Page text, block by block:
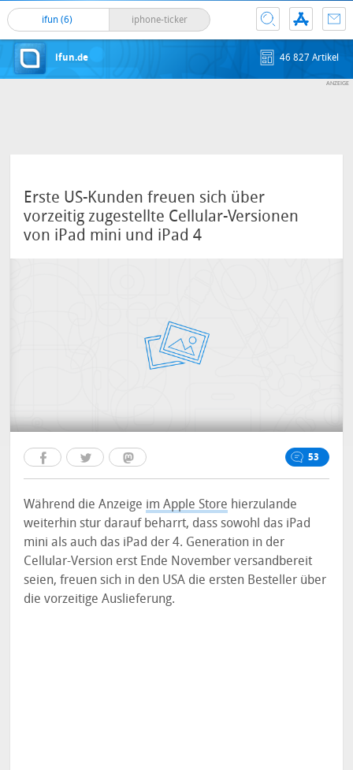
ifun (6) iphone-ticker
ifun.de 46 827 Artikel
Erste US-Kunden freuen sich über
vorzeitig zugestellte Cellular-Versionen
von iPad mini und iPad 4
53
Während die Anzeige im Apple Store hierzulande
weiterhin stur darauf beharrt, dass sowohl das iPad
mini als auch das iPad der 4. Generation in der
Cellular-Version erst Ende November versandbereit
seien, freuen sich in den USA die ersten Besteller über
die vorzeitige Auslieferung.